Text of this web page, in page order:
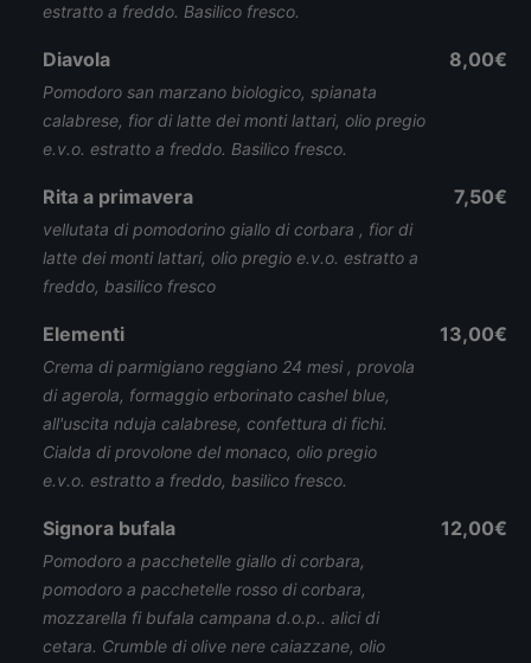
estratto a freddo. Basilico fresco.
Diavola
Pomodoro san marzano biologico, spianata
calabrese, fior di latte dei monti lattari, olio pregio
e.v.o. estratto a freddo. Basilico fresco.
8,00€
Rita a primavera
vellutata di pomodorino giallo di corbara , fior di
latte dei monti lattari, olio pregio e.v.o. estratto a
freddo, basilico fresco
7,50€
Elementi
Crema di parmigiano reggiano 24 mesi , provola
di agerola, formaggio erborinato cashel blue,
all'uscita nduja calabrese, confettura di fichi.
Cialda di provolone del monaco, olio pregio
e.v.o. estratto a freddo, basilico fresco.
13,00€
Signora bufala
Pomodoro a pacchetelle giallo di corbara,
pomodoro a pacchetelle rosso di corbara,
mozzarella fi bufala campana d.o.p.. alici di
cetara. Crumble di olive nere caiazzane, olio
12,00€